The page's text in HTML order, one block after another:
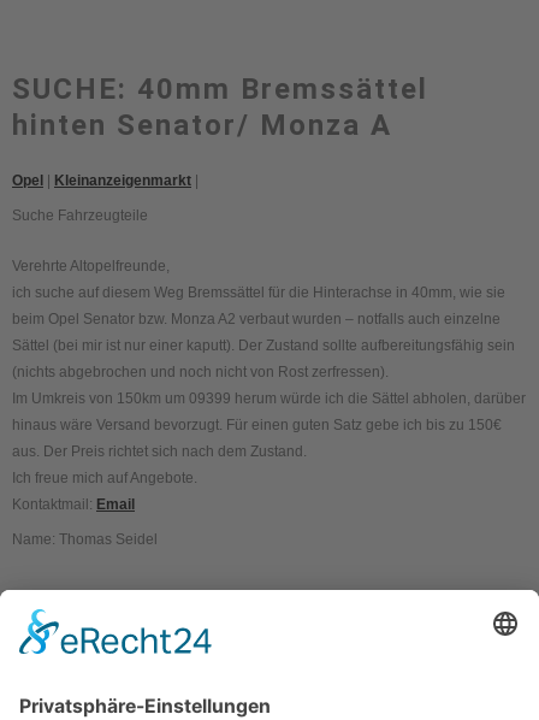
SUCHE: 40mm Bremssättel
hinten Senator/ Monza A
Opel Kleinanzeigenmarkt
Suche Fahrzeugteile
Verehrte Altopelfreunde,
ich suche auf diesem Weg Bremssättel für die Hinterachse in 40mm, wie sie
beim Opel Senator bzw. Monza A2 verbaut wurden – notfalls auch einzelne
Sättel (bei mir ist nur einer kaputt). Der Zustand sollte aufbereitungsfähig sein
(nichts abgebrochen und noch nicht von Rost zerfressen).
Im Umkreis von 150km um 09399 herum würde ich die Sättel abholen, darüber
hinaus wäre Versand bevorzugt. Für einen guten Satz gebe ich bis zu 150€
aus. Der Preis richtet sich nach dem Zustand.
Ich freue mich auf Angebote.
Kontaktmail: Email
Name: Thomas Seidel
Kontakt
Mitgliederbereich